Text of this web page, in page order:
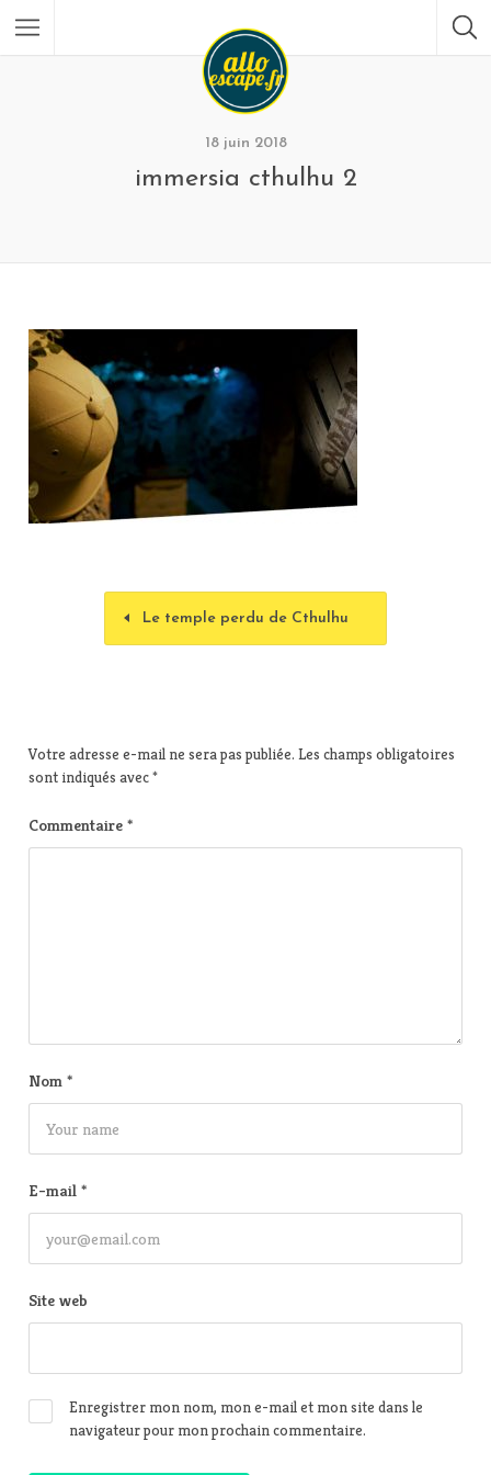
18 juin 2018
immersia cthulhu 2
Le temple perdu de Cthulhu
Votre adresse e-mail ne sera pas publiée. Les champs obligatoires
sont indiqués avec*
Commentaire *
Nom *
E-mail *
Site web
Enregistrer mon nom, mon e-mail et mon site dans le
navigateur pour mon prochain commentaire.